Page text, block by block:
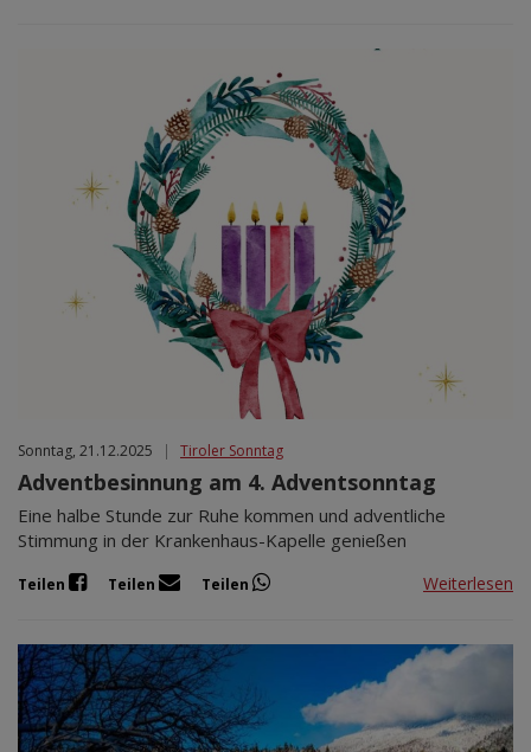
Sonntag, 21.12.2025 | Tiroler Sonntag
Adventbesinnung am 4. Adventsonntag
Eine halbe Stunde zur Ruhe kommen und adventliche
Stimmung in der Krankenhaus-Kapelle genießen
Teilen Teilen Teilen Weiterlesen